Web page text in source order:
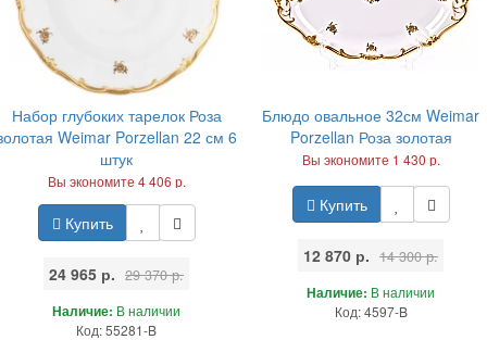
Набор глубоких тарелок Роза
Weimar Porzellan 22 см 6
штук
Вы экономите 4 406 р.
Купить
24 965 р. 29 370 р.
Наличие: В наличии
Код: 55281-B
Блюдо овальное 32см Weimar
Porzellan Роза золотая
Вы экономите 1 430 р.
Купить
12 870 р. 14 300 р.
Наличие: В наличии
Код: 4597-B